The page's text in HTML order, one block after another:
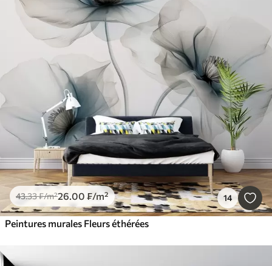
43.33₣/m²26.00 ₣/m² 14
Peintures murales Fleurs éthérées